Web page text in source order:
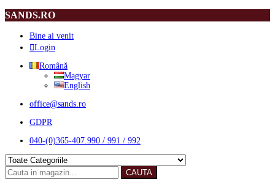
SANDS.RO
Bine ai venit
Login
Română
Magyar
English
office@sands.ro
GDPR
040-(0)365-407.990 / 991 / 992
CAUTA